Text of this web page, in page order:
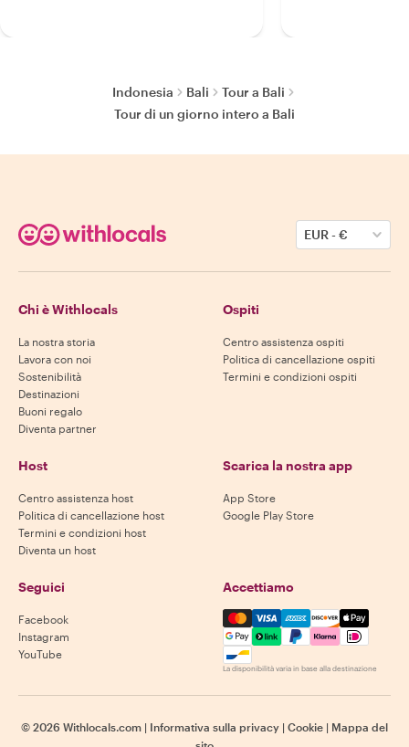
Indonesia Bali
Tour a Bali
Tour di un giorno intero a Bali
EUR-€
Chi è Withlocals
La nostra storia
Lavora con noi
Sostenibilità
Destinazioni
Buoni regalo
Diventa partner
Ospiti
Centro assistenza ospiti
Politica di cancellazione ospiti
Termini e condizioni ospiti
Host
Centro assistenza host
Politica di cancellazione host
Termini e condizioni host
Diventa un host
Scarica la nostra app
App Store
Google Play Store
Seguici
Facebook
Instagram
YouTube
Accettiamo
Mastercard, Visa, Amex,
La disponibilità varia in base alla destinazione
© 2026 Withlocals.com | Informativa sulla privacy | Cookie | Mappa del